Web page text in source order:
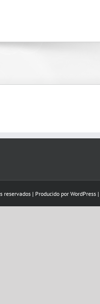
reservados | Producido por WordPress |